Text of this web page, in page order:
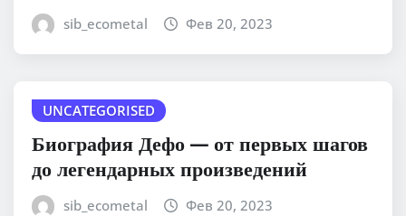
sib_ecometal Фев 20, 2023
UNCATEGORISED
Биография Дефо — от первых шагов
до легендарных произведений
sib_ecometal Фев 20, 2023